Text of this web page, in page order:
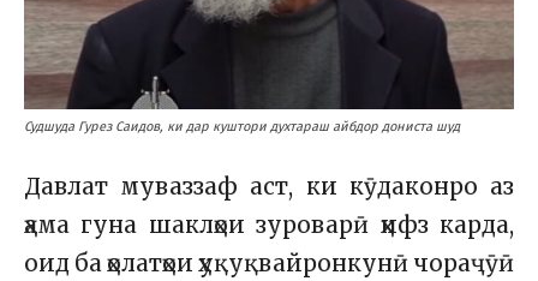
Судшуда Гурез Саидов, ки дар куштори духтараш айбдор дониста шуд
Давлат муваззаф аст, ки кӯдаконро аз
ҳама гуна шаклҳои зуроварӣ ҳифз карда,
оид ба ҳолатҳои ҳуқуқвайронкунӣ чораҷӯӣ